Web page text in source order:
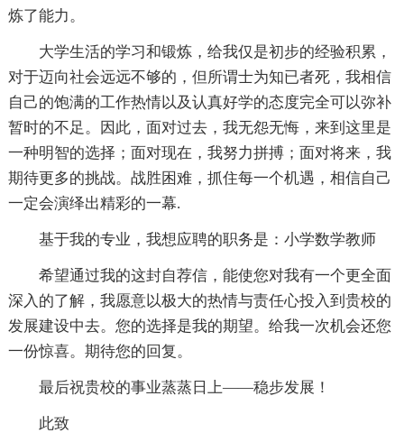
炼了能力。
大学生活的学习和锻炼，给我仅是初步的经验积累，
对于迈向社会远远不够的，但所谓士为知已者死，我相信
自己的饱满的工作热情以及认真好学的态度完全可以弥补
暂时的不足。因此，面对过去，我无怨无悔，来到这里是
一种明智的选择；面对现在，我努力拼搏；面对将来，我
期待更多的挑战。战胜困难，抓住每一个机遇，相信自己
一定会演绎出精彩的一幕.
基于我的专业，我想应聘的职务是：小学数学教师
希望通过我的这封自荐信，能使您对我有一个更全面
深入的了解，我愿意以极大的热情与责任心投入到贵校的
发展建设中去。您的选择是我的期望。给我一次机会还您
一份惊喜。期待您的回复。
最后祝贵校的事业蒸蒸日上——稳步发展！
此致